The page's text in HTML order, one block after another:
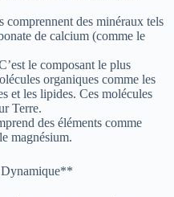
des minéraux tels
de calcium (comme le
le composant le plus
organiques comme les
et les lipides. Ces molécules
Terre.
des éléments comme
magnésium.